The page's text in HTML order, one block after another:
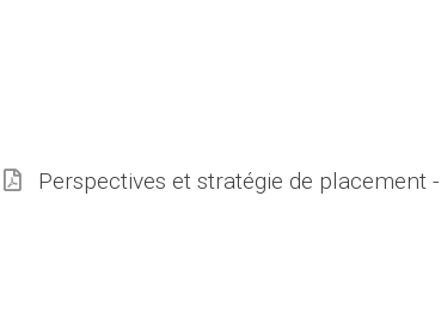
Perspectives et stratégie de placement